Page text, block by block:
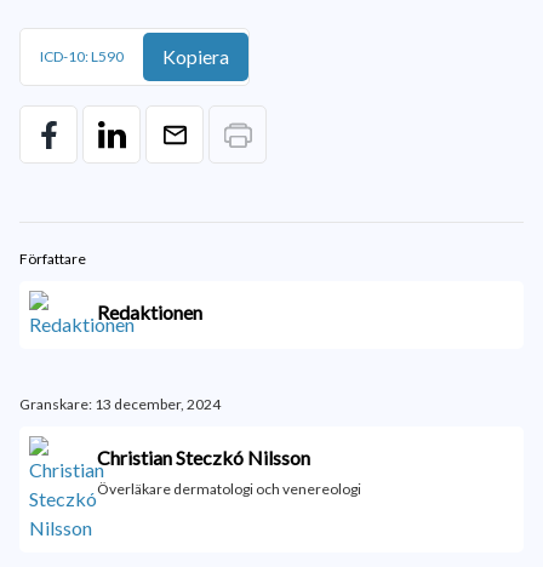
ICD-10: L590 Kopiera
Författare
Redaktionen
Granskare: 13 december, 2024
Christian Steczkó Nilsson
Överläkare dermatologi och venereologi